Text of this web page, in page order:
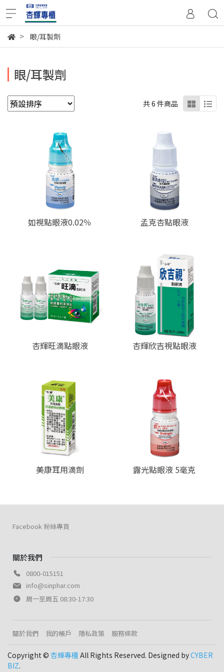
眼/耳製劑
眼/耳製劑
共 6 件商品
如視點眼液0.02％ 孟克杏點眼液
杏輝旺滴點眼液 杏輝欣吉視點眼液
美康耳用滴劑 露光點眼液 5毫克
關於我們
0800-015151
info@sinphar.com
周一至周五 08:30-17:30
關於我們 我的帳戶 隱私政策 服務條款
Facebook 粉絲專頁
Copyright © 杏輝專櫃 All Rights Reserved. Designed byCYBER
BIZ.